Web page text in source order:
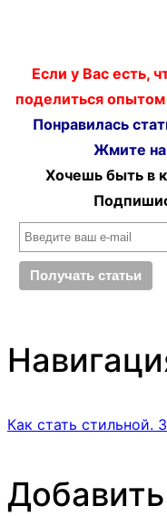
Если у Вас есть,
поделиться
Понравилась
Жмите на
Хочешь быть в
Как стать стильной.